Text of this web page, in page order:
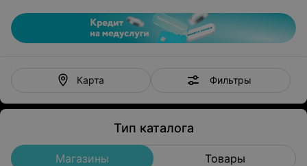
Карта Фильтры
Тип каталога
Магазины Товары